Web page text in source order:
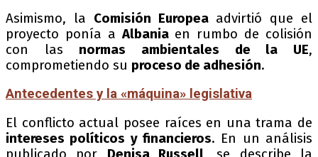
Asimismo, la Comisión Europeaadvirtió que el
proyecto ponía aAlbaniaen rumbo de colisión
con las normas ambientales de la UE,
comprometiendo su proceso de adhesión.
Antecedentes y la «máquina» legislativa
El conflicto actual posee raíces en una trama de
intereses políticos y financieros. En un análisis